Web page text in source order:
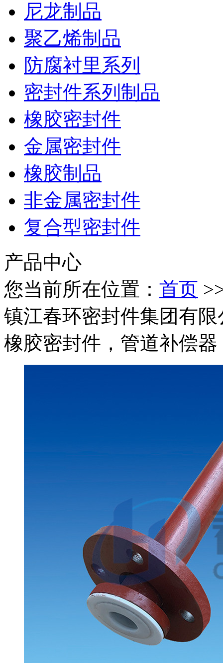
尼龙制品
聚乙烯制品
防腐衬里系列
密封件系列制品
橡胶密封件
金属密封件
橡胶制品
非金属密封件
复合型密封件
产品中心
您当前所在位置： 首页
镇江春环密封件集团有
橡胶密封件，管道补偿